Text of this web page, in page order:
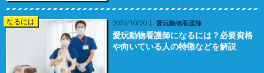
なるには 2022/10/20 愛玩動物看護師
愛玩動物看護師になるには？必要資格
や向いている人の特徴などを解説